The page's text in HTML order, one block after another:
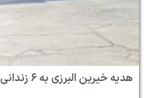
هدیه خیرین البرزی به ۶ زندانی در آستانه اربعین